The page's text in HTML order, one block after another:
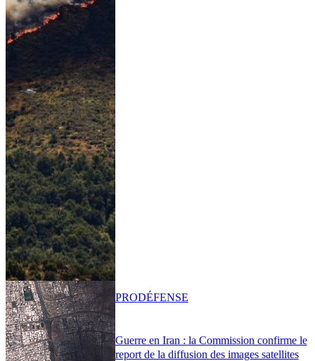
Guerre en Iran : la Commission confirme le
report de la diffusion des images satellites
PRODÉFENSE